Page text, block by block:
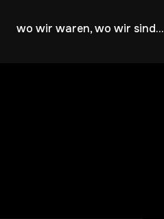
wo wir waren, wo wir sind…